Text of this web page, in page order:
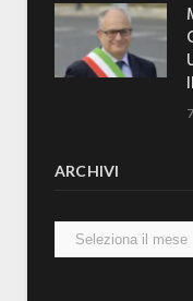
ARCHIVI
Archivi